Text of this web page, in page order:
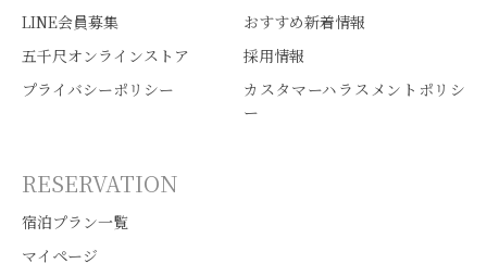
LINE会員募集
おすすめ新着情報
五千尺オンラインストア
採用情報
プライバシーポリシー
カスタマーハラスメントポリシ
ー
RESERVATION
宿泊プラン一覧
マイページ